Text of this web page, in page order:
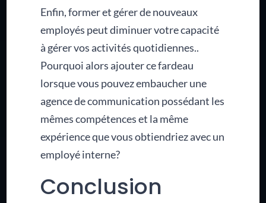
Enfin, former et gérer de nouveaux
employés peut diminuer votre capacité
à gérer vos activités quotidiennes..
Pourquoi alors ajouter ce fardeau
lorsque vous pouvez embaucher une
agence de communication possédant les
mêmes compétences et la même
expérience que vous obtiendriez avec un
employé interne?
Conclusion